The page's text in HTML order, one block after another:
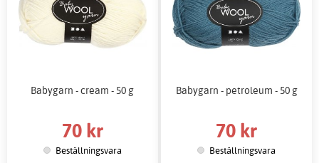
Babygarn - cream - 50 g
70 kr
Beställningsvara
Babygarn - petroleum - 50 g
70 kr
Beställningsvara